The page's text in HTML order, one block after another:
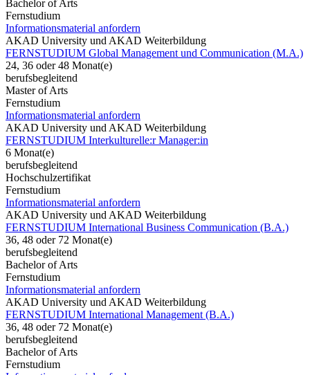
Bachelor of Arts
Fernstudium
Informationsmaterial anfordern
AKAD University und AKAD Weiterbildung
FERNSTUDIUM Global Management und Communication (M.A.)
24, 36 oder 48 Monat(e)
berufsbegleitend
Master of Arts
Fernstudium
Informationsmaterial anfordern
AKAD University und AKAD Weiterbildung
FERNSTUDIUM Interkulturelle:r Manager:in
6 Monat(e)
berufsbegleitend
Hochschulzertifikat
Fernstudium
Informationsmaterial anfordern
AKAD University und AKAD Weiterbildung
FERNSTUDIUM International Business Communication (B.A.)
36, 48 oder 72 Monat(e)
berufsbegleitend
Bachelor of Arts
Fernstudium
Informationsmaterial anfordern
AKAD University und AKAD Weiterbildung
FERNSTUDIUM International Management (B.A.)
36, 48 oder 72 Monat(e)
berufsbegleitend
Bachelor of Arts
Fernstudium